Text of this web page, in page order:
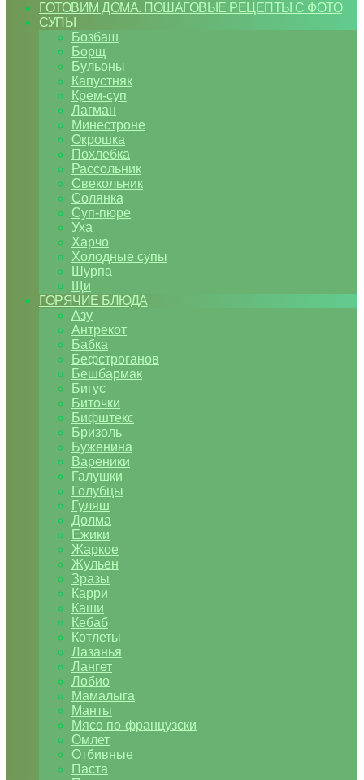
ГОТОВИМ ДОМА. ПОШАГОВЫЕ РЕЦЕПТЫ С ФОТО
СУПЫ
Бозбаш
Борщ
Бульоны
Капустняк
Крем-суп
Лагман
Минестроне
Окрошка
Похлебка
Рассольник
Свекольник
Солянка
Суп-пюре
Уха
Харчо
Холодные супы
Шурпа
Щи
ГОРЯЧИЕ БЛЮДА
Азу
Антрекот
Бабка
Бефстроганов
Бешбармак
Бигус
Биточки
Бифштекс
Бризоль
Буженина
Вареники
Галушки
Голубцы
Гуляш
Долма
Ежики
Жаркое
Жульен
Зразы
Карри
Каши
Кебаб
Котлеты
Лазанья
Лангет
Лобио
Мамалыга
Манты
Мясо по-французски
Омлет
Отбивные
Паста